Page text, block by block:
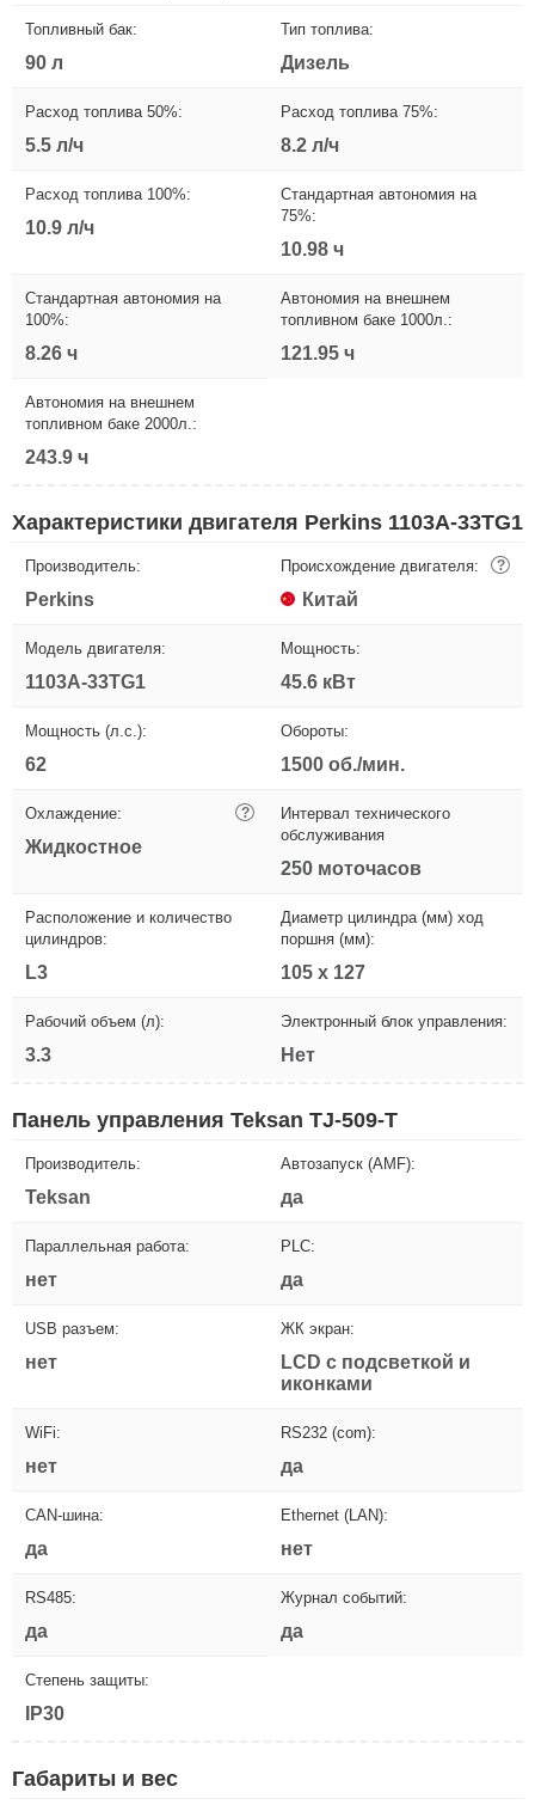
Топливный бак:
90 л
Тип топлива:
Дизель
Расход топлива 50%:
5.5 л/ч
Расход топлива 75%:
8.2 л/ч
Расход топлива 100%:
10.9 л/ч
Стандартная автономия на
75%:
10.98 ч
Стандартная автономия на
100%:
8.26 ч
Автономия на внешнем
топливном баке 1000л.:
121.95 ч
Автономия на внешнем
топливном баке 2000л.:
243.9 ч
Характеристики двигателя Perkins 1103A-33TG1
Производитель:
Perkins
Происхождение двигателя: ?
Китай
Модель двигателя:
1103A-33TG1
Мощность:
45.6 кВт
Мощность (л.с.):
62
Обороты:
1500 об./мин.
Охлаждение: ?
Жидкостное
Интервал технического
обслуживания
250 моточасов
Расположение и количество
цилиндров:
L3
Диаметр цилиндра (мм) ход
поршня (мм):
105 х 127
Рабочий объем (л):
3.3
Электронный блок управления:
Нет
Панель управления Teksan TJ-509-T
Производитель:
Teksan
Автозапуск (AMF):
да
Параллельная работа:
нет
PLC:
да
USB разъем:
нет
ЖК экран:
LCD с подсветкой и
иконками
WiFi:
нет
RS232 (com):
да
CAN-шина:
да
Ethernet (LAN):
нет
RS485:
да
Журнал событий:
да
Степень защиты:
IP30
Габариты и вес